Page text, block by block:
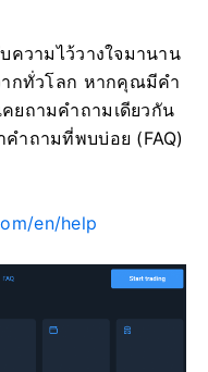
ความไว้วางใจมานาน
ากทั่วโลก หากคุณมีคำ
ยถามคำถามเดียวกัน
ำถามที่พบบ่อย (FAQ)
en/help